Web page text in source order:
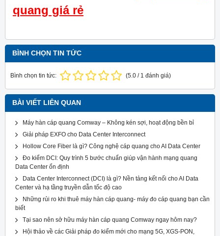
quang giá rẻ
BÌNH CHỌN TIN TỨC
Bình chọn tin tức: (5.0 / 1 đánh giá)
BÀI VIẾT LIÊN QUAN
Máy hàn cáp quang Comway – Không kén sợi, hoạt động bền bỉ
Giải pháp EXFO cho Data Center Interconnect
Hollow Core Fiber là gì? Công nghệ cáp quang cho AI Data Center
Đo kiểm DCI: Quy trình 5 bước chuẩn giúp vận hành mạng quang
Data Center ổn định
Data Center Interconnect (DCI) là gì? Nền tảng kết nối cho AI Data
Center và hạ tầng truyền dẫn tốc độ cao
Những rủi ro khi thuê máy hàn cáp quang- máy đo cáp quang bạn cần
biết
Tại sao nên sở hữu máy hàn cáp quang Comway ngay hôm nay?
Hội thảo về các Giải pháp đo kiểm mới cho mạng 5G, XGS-PON,